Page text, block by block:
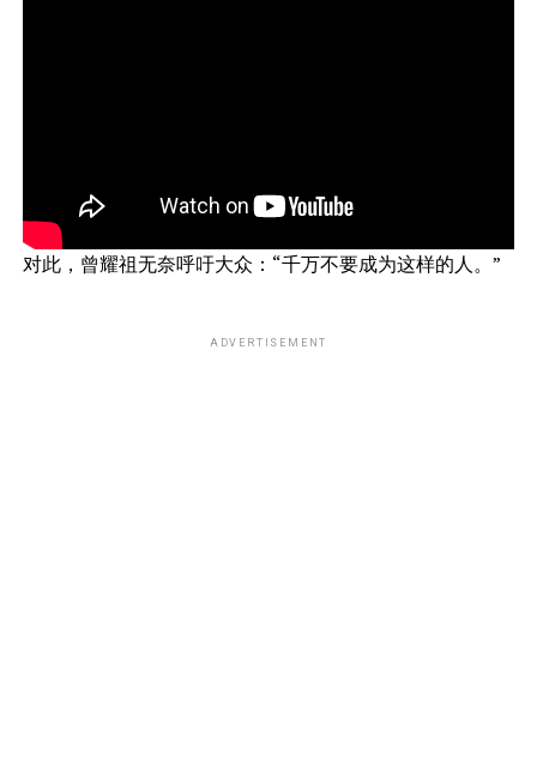
对此，曾耀祖无奈呼吁大众：“千万不要成为这样的人。”
ADVERTISEMENT